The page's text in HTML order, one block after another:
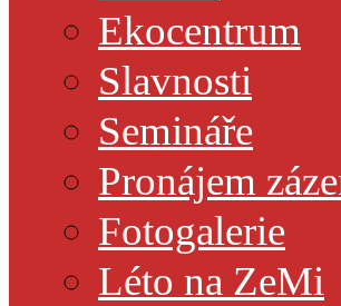
Ekocentrum
Slavnosti
Semináře
Pronájem
Fotogalerie
Léto na ZeMi